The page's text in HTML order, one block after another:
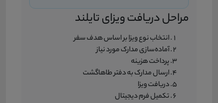
مراحل دریافت ویزای تایلند
انتخاب نوع ویزا بر اساس هدف سفر
آماده‌سازی مدارک مورد نیاز
پرداخت هزینه
ارسال مدارک به دفتر طاهاگشت
دریافت ویزا
تکمیل فرم دیجیتال